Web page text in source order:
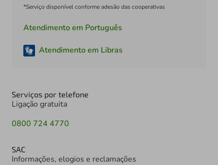
*Serviço disponível conforme adesão das cooperativas
Atendimento em Português
Atendimento em Libras
Serviços por telefone
Ligação gratuita
0800 724 4770
SAC
Informações, elogios e reclamações